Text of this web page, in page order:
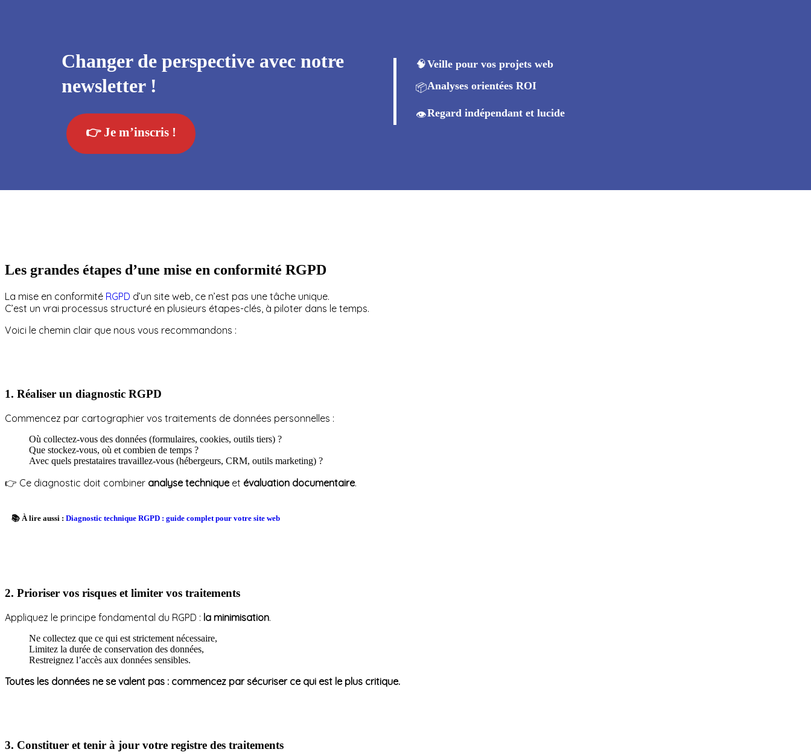
Changer de perspective avec notre
newsletter !
👉 Je m’inscris !
🧠Veille pour vos projets web
📦Analyses orientées ROI
👁️Regard indépendant et lucide
Les grandes étapes d’une mise en conformité RGPD
La mise en conformité RGPD d’un site web, ce n’est pas une tâche unique.
C’est un vrai processus structuré en plusieurs étapes-clés, à piloter dans le temps.
Voici le chemin clair que nous vous recommandons :
1. Réaliser un diagnostic RGPD
Commencez par cartographier vos traitements de données personnelles :
Où collectez-vous des données (formulaires, cookies, outils tiers) ?
Que stockez-vous, où et combien de temps ?
Avec quels prestataires travaillez-vous (hébergeurs, CRM, outils marketing) ?
👉 Ce diagnostic doit combiner analyse techniqueet évaluation documentaire.
📚 À lire aussi : Diagnostic technique RGPD : guide complet pour votre site web
2. Prioriser vos risques et limiter vos traitements
Appliquez le principe fondamental du RGPD : la minimisation.
Ne collectez que ce qui est strictement nécessaire,
Limitez la durée de conservation des données,
Restreignez l’accès aux données sensibles.
Toutes les données ne se valent pas : commencez par sécuriser ce qui est le plus critique.
3. Constituer et tenir à jour votre registre des traitements